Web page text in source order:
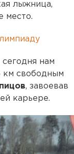
лыжница,
место.
нам
км свободным
, завоевав
карьере.